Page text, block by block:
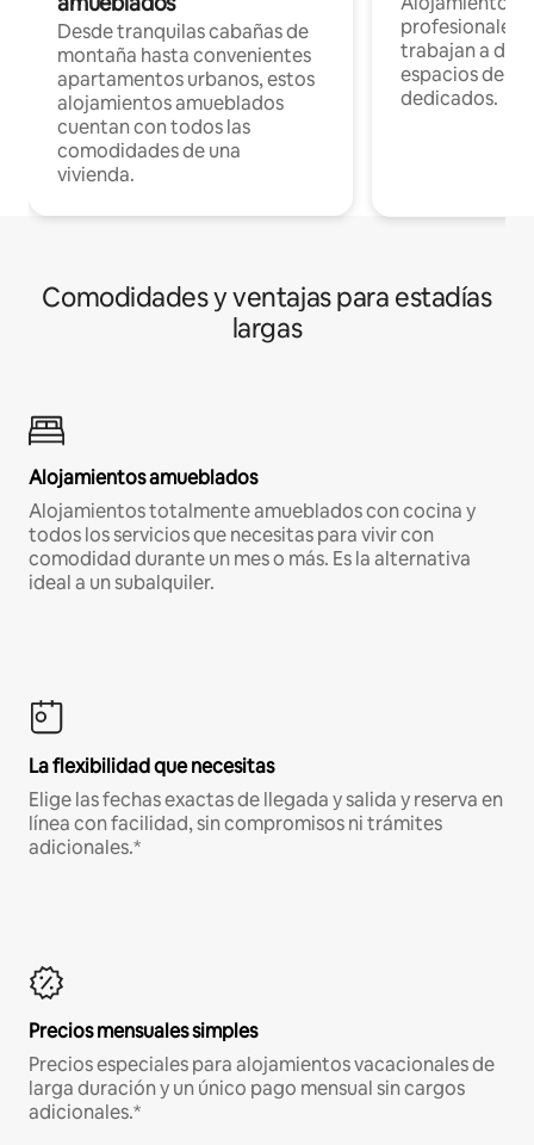
Desde tranquilas cabañas de
montaña hasta convenientes
apartamentos urbanos, estos
alojamientos amueblados
cuentan con todos las
comodidades de una
vivienda.
profesionales
trabajan a
espacios de
dedicados.
Comodidades y ventajas para estadías
largas
Alojamientos amueblados
Alojamientos totalmente amueblados con cocina y
todos los servicios que necesitas para vivir con
comodidad durante un mes o más. Es la alternativa
ideal a un subalquiler.
La flexibilidad que necesitas
Elige las fechas exactas de llegada y salida y reserva en
línea con facilidad, sin compromisos ni trámites
adicionales.*
Precios mensuales simples
Precios especiales para alojamientos vacacionales de
larga duración y un único pago mensual sin cargos
adicionales.*